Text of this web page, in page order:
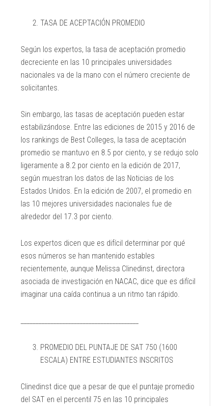
TASA DE ACEPTACIÓN PROMEDIO
Según los expertos, la tasa de aceptación promedio
decreciente en las 10 principales universidades
nacionales va de la mano con el número creciente de
solicitantes.
Sin embargo, las tasas de aceptación pueden estar
estabilizándose. Entre las ediciones de 2015 y 2016 de
los rankings de Best Colleges, la tasa de aceptación
promedio se mantuvo en 8.5 por ciento, y se redujo solo
ligeramente a 8.2 por ciento en la edición de 2017,
según muestran los datos de las Noticias de los
Estados Unidos. En la edición de 2007, el promedio en
las 10 mejores universidades nacionales fue de
alrededor del 17.3 por ciento.
Los expertos dicen que es difícil determinar por qué
esos números se han mantenido estables
recientemente, aunque Melissa Clinedinst, directora
asociada de investigación en NACAC, dice que es difícil
imaginar una caída continua a un ritmo tan rápido.
PROMEDIO DEL PUNTAJE DE SAT 750 (1600
ESCALA) ENTRE ESTUDIANTES INSCRITOS
Clinedinst dice que a pesar de que el puntaje promedio
del SAT en el percentil 75 en las 10 principales